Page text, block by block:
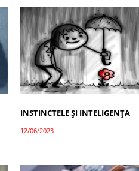
INSTINCTELE ȘI INTELIGENȚA
12/06/2023